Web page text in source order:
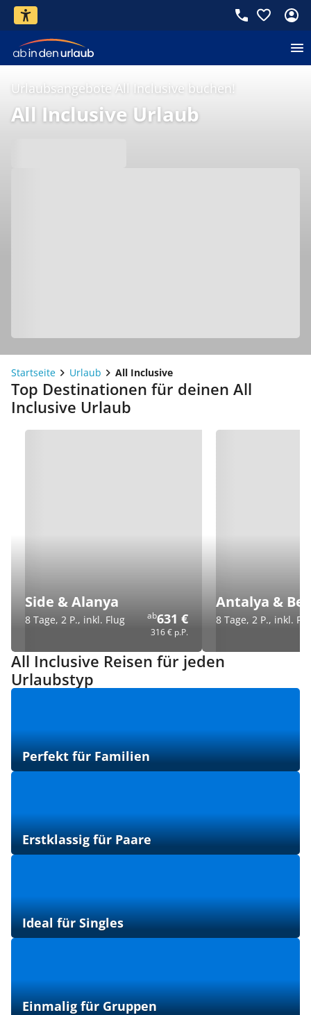
Urlaubsangebote All Inclusive buchen!
All Inclusive Urlaub
Startseite Urlaub All Inclusive
Top Destinationen für deinen All
Inclusive Urlaub
Side & Alanya
8 Tage, 2 P., inkl. Flug ab631 €
316 € p.P.
Antalya &
8 Tage, 2 P., inkl.
All Inclusive Reisen für jeden
Urlaubstyp
Perfekt für Familien
Erstklassig für Paare
Ideal für Singles
Einmalig für Gruppen